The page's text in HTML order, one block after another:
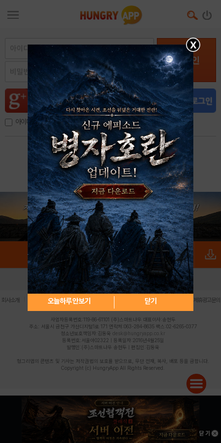
로그인
아이디, 이메일 저장
아이디 / 비밀번호 찾기 회원가입
X
오늘하루 안보기 닫기
로그인 PC버전 전체앱
회사소개 | 개인정보 처리방침 불법촬영물 신고센터 제휴광고문의
사업자등록번호:119-86-61101 (주)스마트나우 대표이사:송현두
주소: 서울시 금천구 가산디지털1로 171 연락처:063-284-8635 팩스:02-6265-0377
청소년보호책임자:김동욱 desk@hungryapp.co.kr
등록번호:서울아02322 | 등록일자:2016년4월25일
발행인:(주)스마트나우 송현두 | 편집인:김동욱
헝그리앱의 콘텐츠 및 기사는 저작권법의 보호를 받으므로, 무단 전재, 복사, 배포 등을 금합니다.
Copyright (c) HungryApp All Rights Reserved.